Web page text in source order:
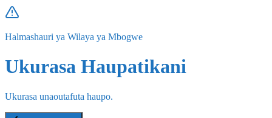
Halmashauri ya Wilaya ya Mbogwe
Ukurasa Haupatikani
Ukurasa unaoutafuta haupo.